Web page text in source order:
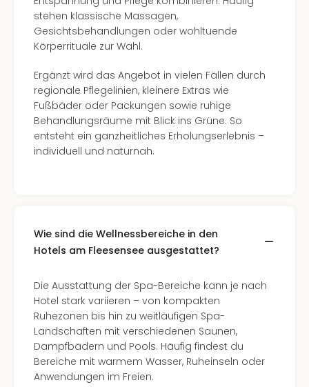
stehen klassische Massagen,
Gesichtsbehandlungen oder wohltuende
Körperrituale zur Wahl.
Ergänzt wird das Angebot in vielen Fällen durch
regionale Pflegelinien, kleinere Extras wie
Fußbäder oder Packungen sowie ruhige
Behandlungsräume mit Blick ins Grüne. So
entsteht ein ganzheitliches Erholungserlebnis –
individuell und naturnah.
Wie sind die Wellnessbereiche in den
Hotels am Fleesensee ausgestattet?
Die Ausstattung der Spa-Bereiche kann je nach
Hotel stark variieren – von kompakten
Ruhezonen bis hin zu weitläufigen Spa-
Landschaften mit verschiedenen Saunen,
Dampfbädern und Pools. Häufig findest du
Bereiche mit warmem Wasser, Ruheinseln oder
Anwendungen im Freien.